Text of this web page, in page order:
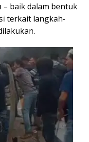
baik dalam bentuk
terkait langkah-